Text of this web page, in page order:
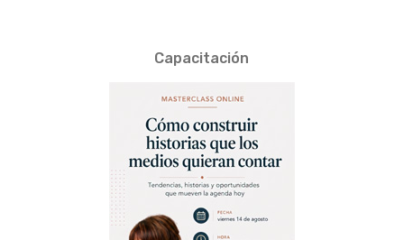
Capacitación